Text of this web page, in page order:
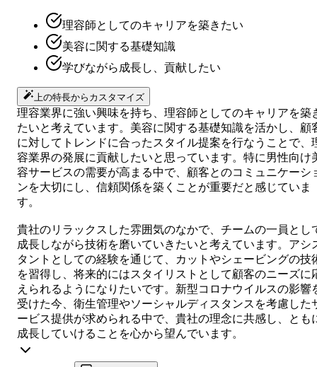
理容師としてのキャリアを築きたい
美容に関する基礎知識
学びながら成長し、貢献したい
上の特長からカスタマイズ
理容業界に強い興味を持ち、理容師としてのキャリアを築
たいと考えています。美容に関する基礎知識を活かし、顧
に対してトレンドに合ったスタイル提案を行なうことで、
容業界の発展に貢献したいと思っています。特に男性向け
容サービスの需要が高まる中で、顧客とのコミュニケーシ
ンを大切にし、信頼関係を築くことが重要だと感じていま
す。
貴社のリラックスした雰囲気のなかで、チームの一員とし
成長しながら技術を磨いていきたいと考えています。アシ
タントとしての経験を通じて、カットやシェービングの技
を習得し、将来的にはスタイリストとして顧客のニーズに
えられるようになりたいです。新型コロナウイルスの影響
受けた今、衛生管理やソーシャルディスタンスを考慮した
ービス提供が求められる中で、貴社の理念に共感し、とも
成長していけることを心から望んでいます。